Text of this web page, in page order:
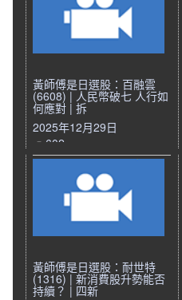
黃師傅是日選股：百融雲
(6608) | 人民幣破七 人行如
何應對 | 拆
2025年12月29日
602
黃師傅是日選股：耐世特
(1316) | 新消費股升勢能否
持續？ | 四新